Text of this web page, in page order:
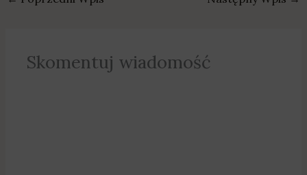
Skomentuj wiadomość